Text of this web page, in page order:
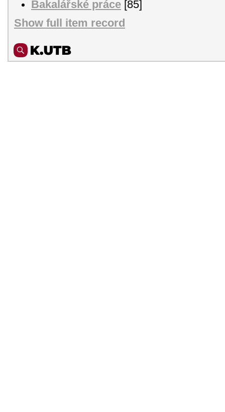
Bakalářské práce [85]
Show full item record